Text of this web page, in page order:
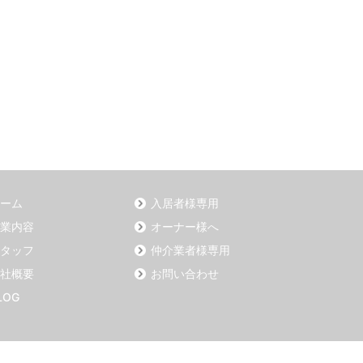
ム
内容
ッフ
概要
入居者様専用
オーナー様へ
仲介業者様専用
お問い合わせ